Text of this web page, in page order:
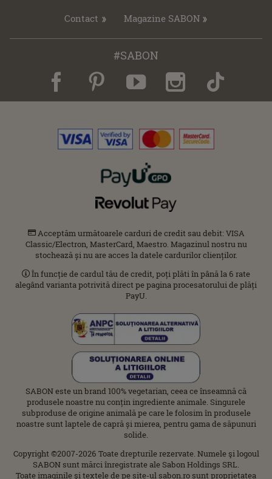
Contact Magazine SABON
#SABON
Acceptăm următoarele carduri de credit sau debit: VISA
Classic/Electron, MasterCard, Maestro. Magazinul nostru nu
stochează și nu are acces la datele cardurilor clienților.
În funcție de cardul tău de credit, poți plăti în până la 6 rate
alegând varianta potrivită direct pe pagina procesatorului de plăți
PayU.
SABON este un brand 100% vegetarian, ceea ce înseamnă că
produsele noastre nu conțin ingrediente animale. Singurele
subproduse de origine animală pe care le folosim în produsele
noastre sunt laptele de capră și mierea, pentru gama de săpunuri
solide.
Copyright ©2007-2026 Toate drepturile rezervate. Numele şi logoul
SABON sunt mărci înregistrate ale Sabon Holdings SRL.
Toate imaginile şi textele de pe site-ul sabon.ro sunt proprietatea